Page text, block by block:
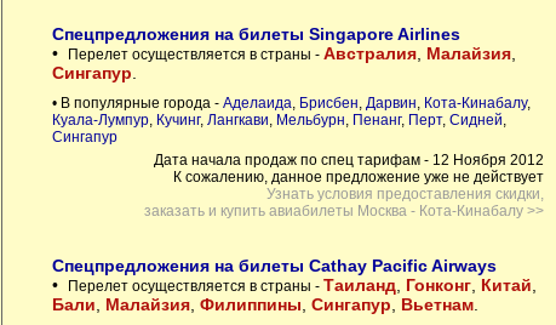
Спецпредложения на билеты Singapore Airlines
•
Перелет осуществляется в страны - Австралия, Малайзия,
Сингапур
• В популярные города - Аделаида, Брисбен, Дарвин, Кота-Кинабалу,
Куала-Лумпур, Кучинг, Лангкави, Мельбурн, Пенанг, Перт, Сидней,
Сингапур
Дата начала продаж по спец тарифам - 12 Ноября 2012
К сожалению, данное предложение уже не действует
Узнать условия предоставления скидки,
заказать и купить авиабилеты Москва - Кота-Кинабалу >>
Спецпредложения на билеты Cathay Pacific Airways
•
Перелет осуществляется в страны - Таиланд, Гонконг, Китай
Бали
Малайзия, Филиппины Сингапур Вьетнам.